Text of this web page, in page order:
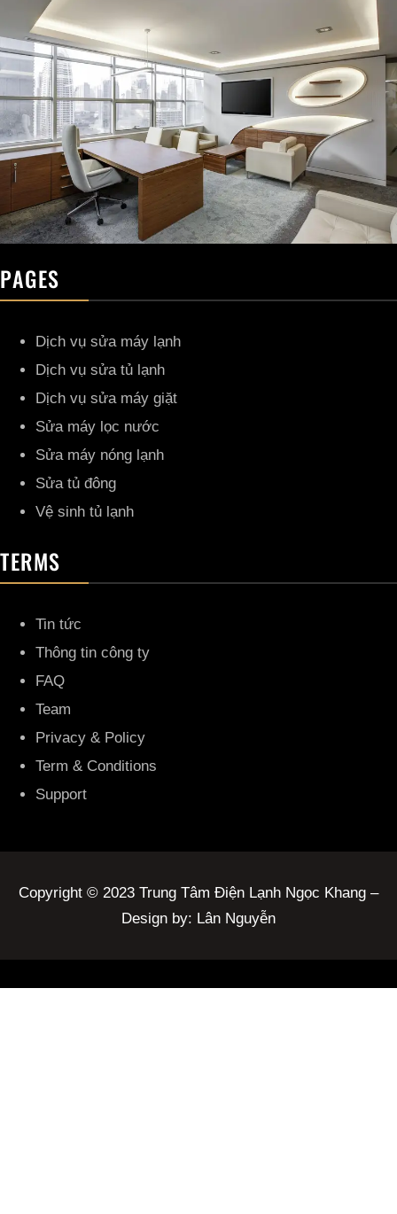
PAGES
Dịch vụ sửa máy lạnh
Dịch vụ sửa tủ lạnh
Dịch vụ sửa máy giặt
Sửa máy lọc nước
Sửa máy nóng lạnh
Sửa tủ đông
Vệ sinh tủ lạnh
TERMS
Tin tức
Thông tin công ty
FAQ
Team
Privacy & Policy
Term & Conditions
Support
Copyright © 2023 Trung Tâm Điện Lạnh Ngọc Khang –
Design by: Lân Nguyễn